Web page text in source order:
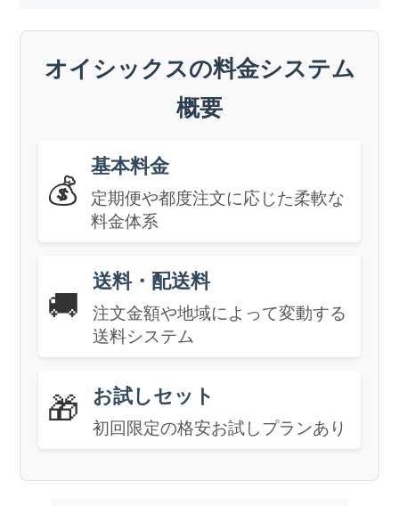
オイシックスの料金システム
概要
💰
基本料金
定期便や都度注文に応じた柔軟な
料金体系
🚚
送料・配送料
注文金額や地域によって変動する
送料システム
🎁 お試しセット
初回限定の格安お試しプランあり